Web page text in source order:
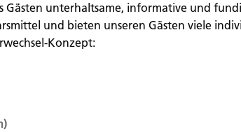
Gästen unterhaltsame, informative und
und bieten unseren Gästen viele
Konzept: